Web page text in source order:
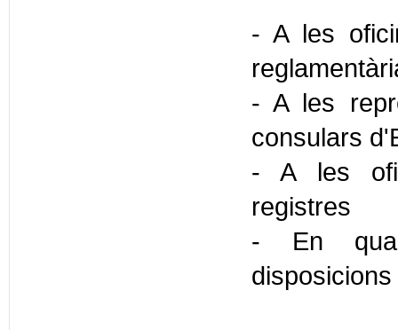
- A les
- A les
consulars
- A les
registres
- En